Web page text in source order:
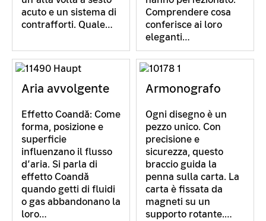
acuto e un sistema di
contrafforti. Quale…
Comprendere cosa
conferisce ai loro
eleganti…
Aria avvolgente
Effetto Coandă: Come
forma, posizione e
superficie
influenzano il flusso
d’aria. Si parla di
effetto Coandă
quando getti di fluidi
o gas abbandonano la
loro…
Armonografo
Ogni disegno è un
pezzo unico. Con
precisione e
sicurezza, questo
braccio guida la
penna sulla carta. La
carta è fissata da
magneti su un
supporto rotante.…